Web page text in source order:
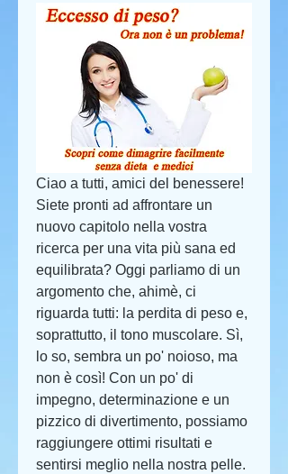
Ciao a tutti, amici del benessere!
Siete pronti ad affrontare un
nuovo capitolo nella vostra
ricerca per una vita più sana ed
equilibrata? Oggi parliamo di un
argomento che, ahimè, ci
riguarda tutti: la perdita di peso e,
soprattutto, il tono muscolare. Sì,
lo so, sembra un po' noioso, ma
non è così! Con un po' di
impegno, determinazione e un
pizzico di divertimento, possiamo
raggiungere ottimi risultati e
sentirsi meglio nella nostra pelle.